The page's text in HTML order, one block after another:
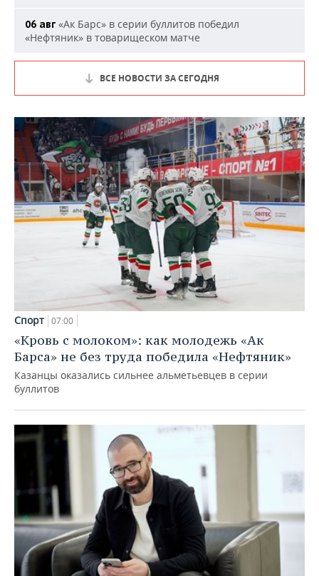
06 авг «Ак Барс» в серии буллитов победил
«Нефтяник» в товарищеском матче
ВСЕ НОВОСТИ ЗА СЕГОДНЯ
Спорт 07:00
«Кровь с молоком»: как молодежь «Ак
Барса» не без труда победила «Нефтяник»
Казанцы оказались сильнее альметьевцев в серии
буллитов